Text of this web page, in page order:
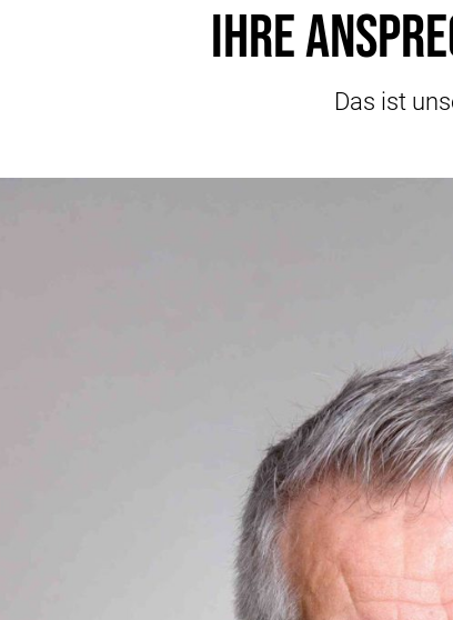
Ihre
Das ist